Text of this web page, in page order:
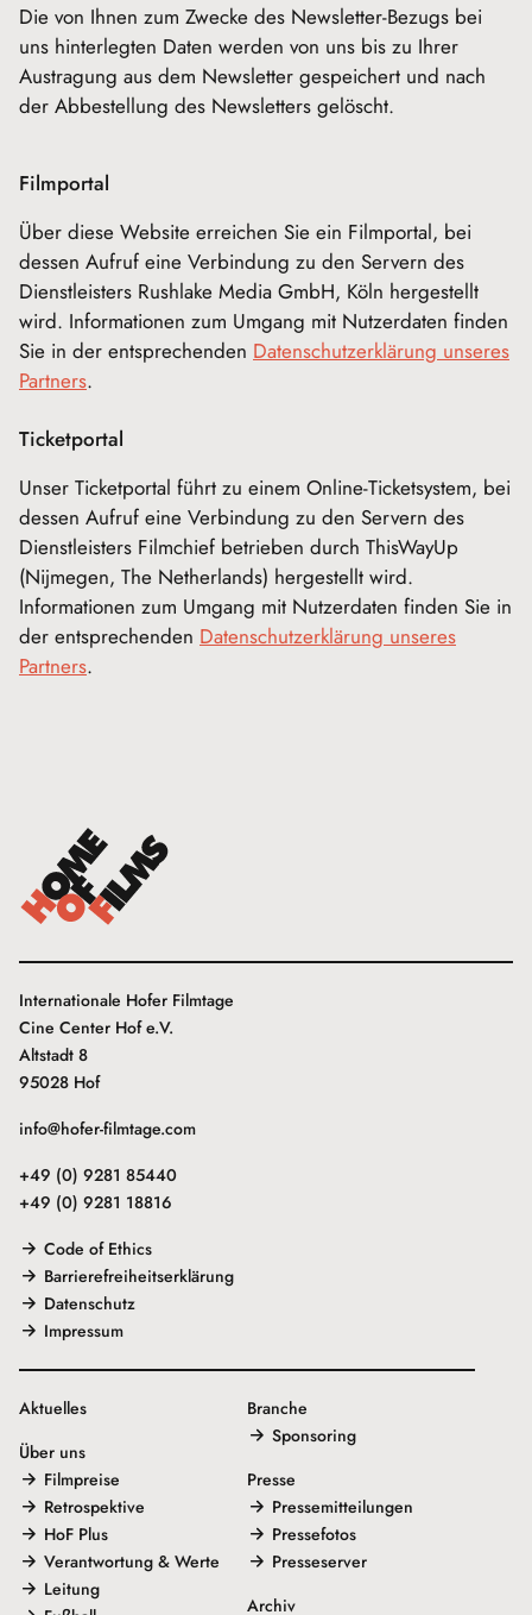
Die von Ihnen zum Zwecke des Newsletter-Bezugs bei
uns hinterlegten Daten werden von uns bis zu Ihrer
Austragung aus dem Newsletter gespeichert und nach
der Abbestellung des Newsletters gelöscht.
Filmportal
Über diese Website erreichen Sie ein Filmportal, bei
dessen Aufruf eine Verbindung zu den Servern des
Dienstleisters Rushlake Media GmbH, Köln hergestellt
wird. Informationen zum Umgang mit Nutzerdaten finden
Sie in der entsprechenden Datenschutzerklärung unseres
Partners.
Ticketportal
Unser Ticketportal führt zu einem Online-Ticketsystem, bei
dessen Aufruf eine Verbindung zu den Servern des
Dienstleisters Filmchief betrieben durch ThisWayUp
(Nijmegen, The Netherlands) hergestellt wird.
Informationen zum Umgang mit Nutzerdaten finden Sie in
der entsprechenden Datenschutzerklärung unseres
Partners.
Internationale Hofer Filmtage
Cine Center Hof e.V.
Altstadt 8
95028 Hof
info@hofer-filmtage.com
+49 (0) 9281 85440
+49 (0) 9281 18816
Code of Ethics
Barrierefreiheitserklärung
Datenschutz
Impressum
Aktuelles
Über uns
Filmpreise
Retrospektive
HoF Plus
Verantwortung & Werte
Leitung
Branche
Sponsoring
Presse
Pressemitteilungen
Pressefotos
Presseserver
Archiv